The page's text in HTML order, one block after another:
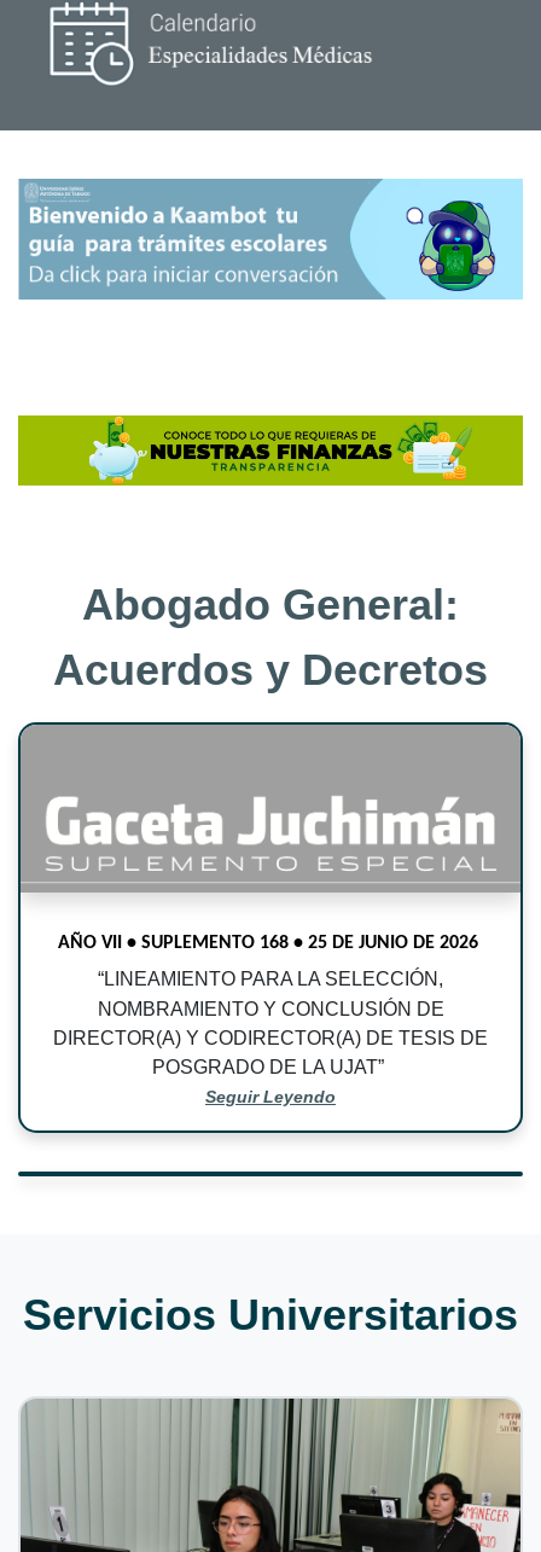
Abogado General:
Acuerdos y Decretos
AÑO VII • SUPLEMENTO 168 • 25 DE JUNIO DE 2026
“LINEAMIENTO PARA LA SELECCIÓN,
NOMBRAMIENTO Y CONCLUSIÓN DE
DIRECTOR(A) Y CODIRECTOR(A) DE TESIS DE
POSGRADO DE LA UJAT”
Seguir Leyendo
Servicios Universitarios